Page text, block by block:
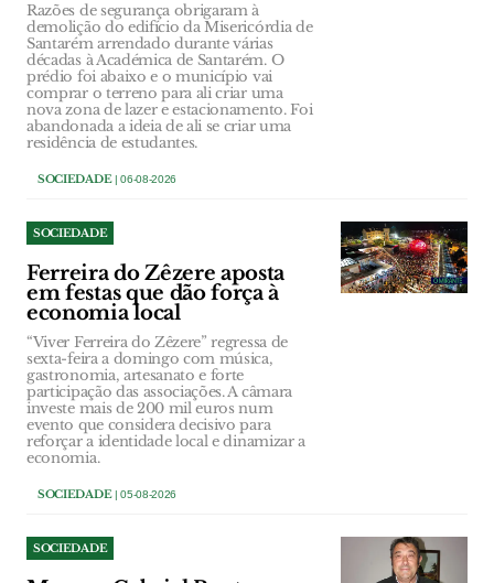
Razões de segurança obrigaram à
demolição do edifício da Misericórdia de
Santarém arrendado durante várias
décadas à Académica de Santarém. O
prédio foi abaixo e o município vai
comprar o terreno para ali criar uma
nova zona de lazer e estacionamento. Foi
abandonada a ideia de ali se criar uma
residência de estudantes.
SOCIEDADE| 06-08-2026
SOCIEDADE
Ferreira do Zêzere aposta
em festas que dão força à
economia local
“Viver Ferreira do Zêzere” regressa de
sexta-feira a domingo com música,
gastronomia, artesanato e forte
participação das associações. A câmara
investe mais de 200 mil euros num
evento que considera decisivo para
reforçar a identidade local e dinamizar a
economia.
SOCIEDADE| 05-08-2026
SOCIEDADE